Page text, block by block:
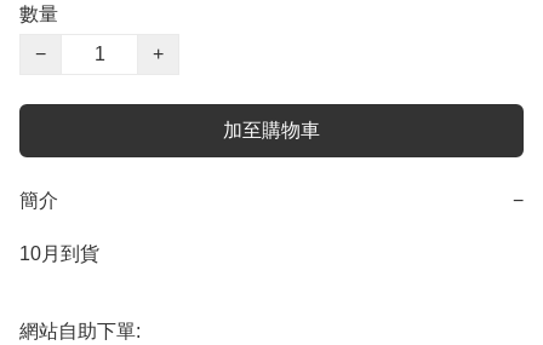
數量
−
+
加至購物車
簡介 −
10月到貨
網站自助下單: